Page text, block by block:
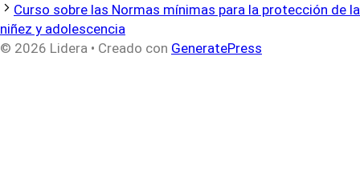
Curso sobre las Normas mínimas para la protección de la
niñez y adolescencia
© 2026 Lidera • Creado con GeneratePress